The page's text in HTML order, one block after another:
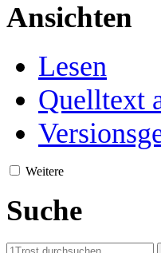
Ansichten
Lesen
Quelltext
Weitere
Suche